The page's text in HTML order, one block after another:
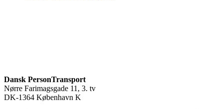
Dansk PersonTransport
Nørre Farimagsgade 11, 3. tv
DK-1364 København K